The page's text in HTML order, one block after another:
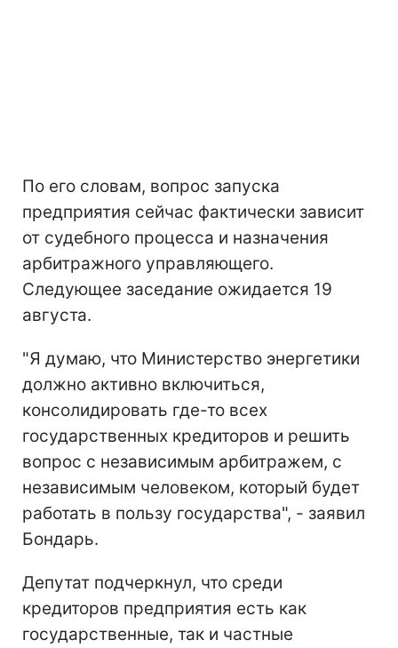
По его словам, вопрос запуска
предприятия сейчас фактически зависит
от судебного процесса и назначения
арбитражного управляющего.
Следующее заседание ожидается 19
августа.
"Я думаю, что Министерство энергетики
должно активно включиться,
консолидировать где-то всех
государственных кредиторов и решить
вопрос с независимым арбитражем, с
независимым человеком, который будет
работать в пользу государства", - заявил
Бондарь.
Депутат подчеркнул, что среди
кредиторов предприятия есть как
государственные, так и частные